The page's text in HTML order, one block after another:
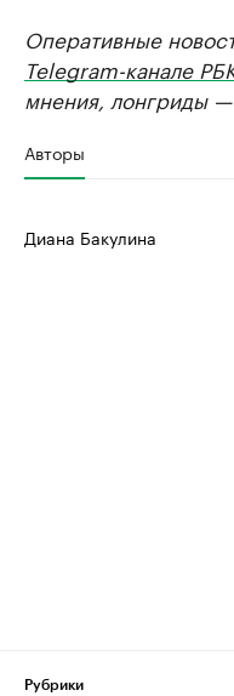
Оперативные
Telegram-канале
мнения, лонгриды
Авторы
Диана Бакулина
Рубрики